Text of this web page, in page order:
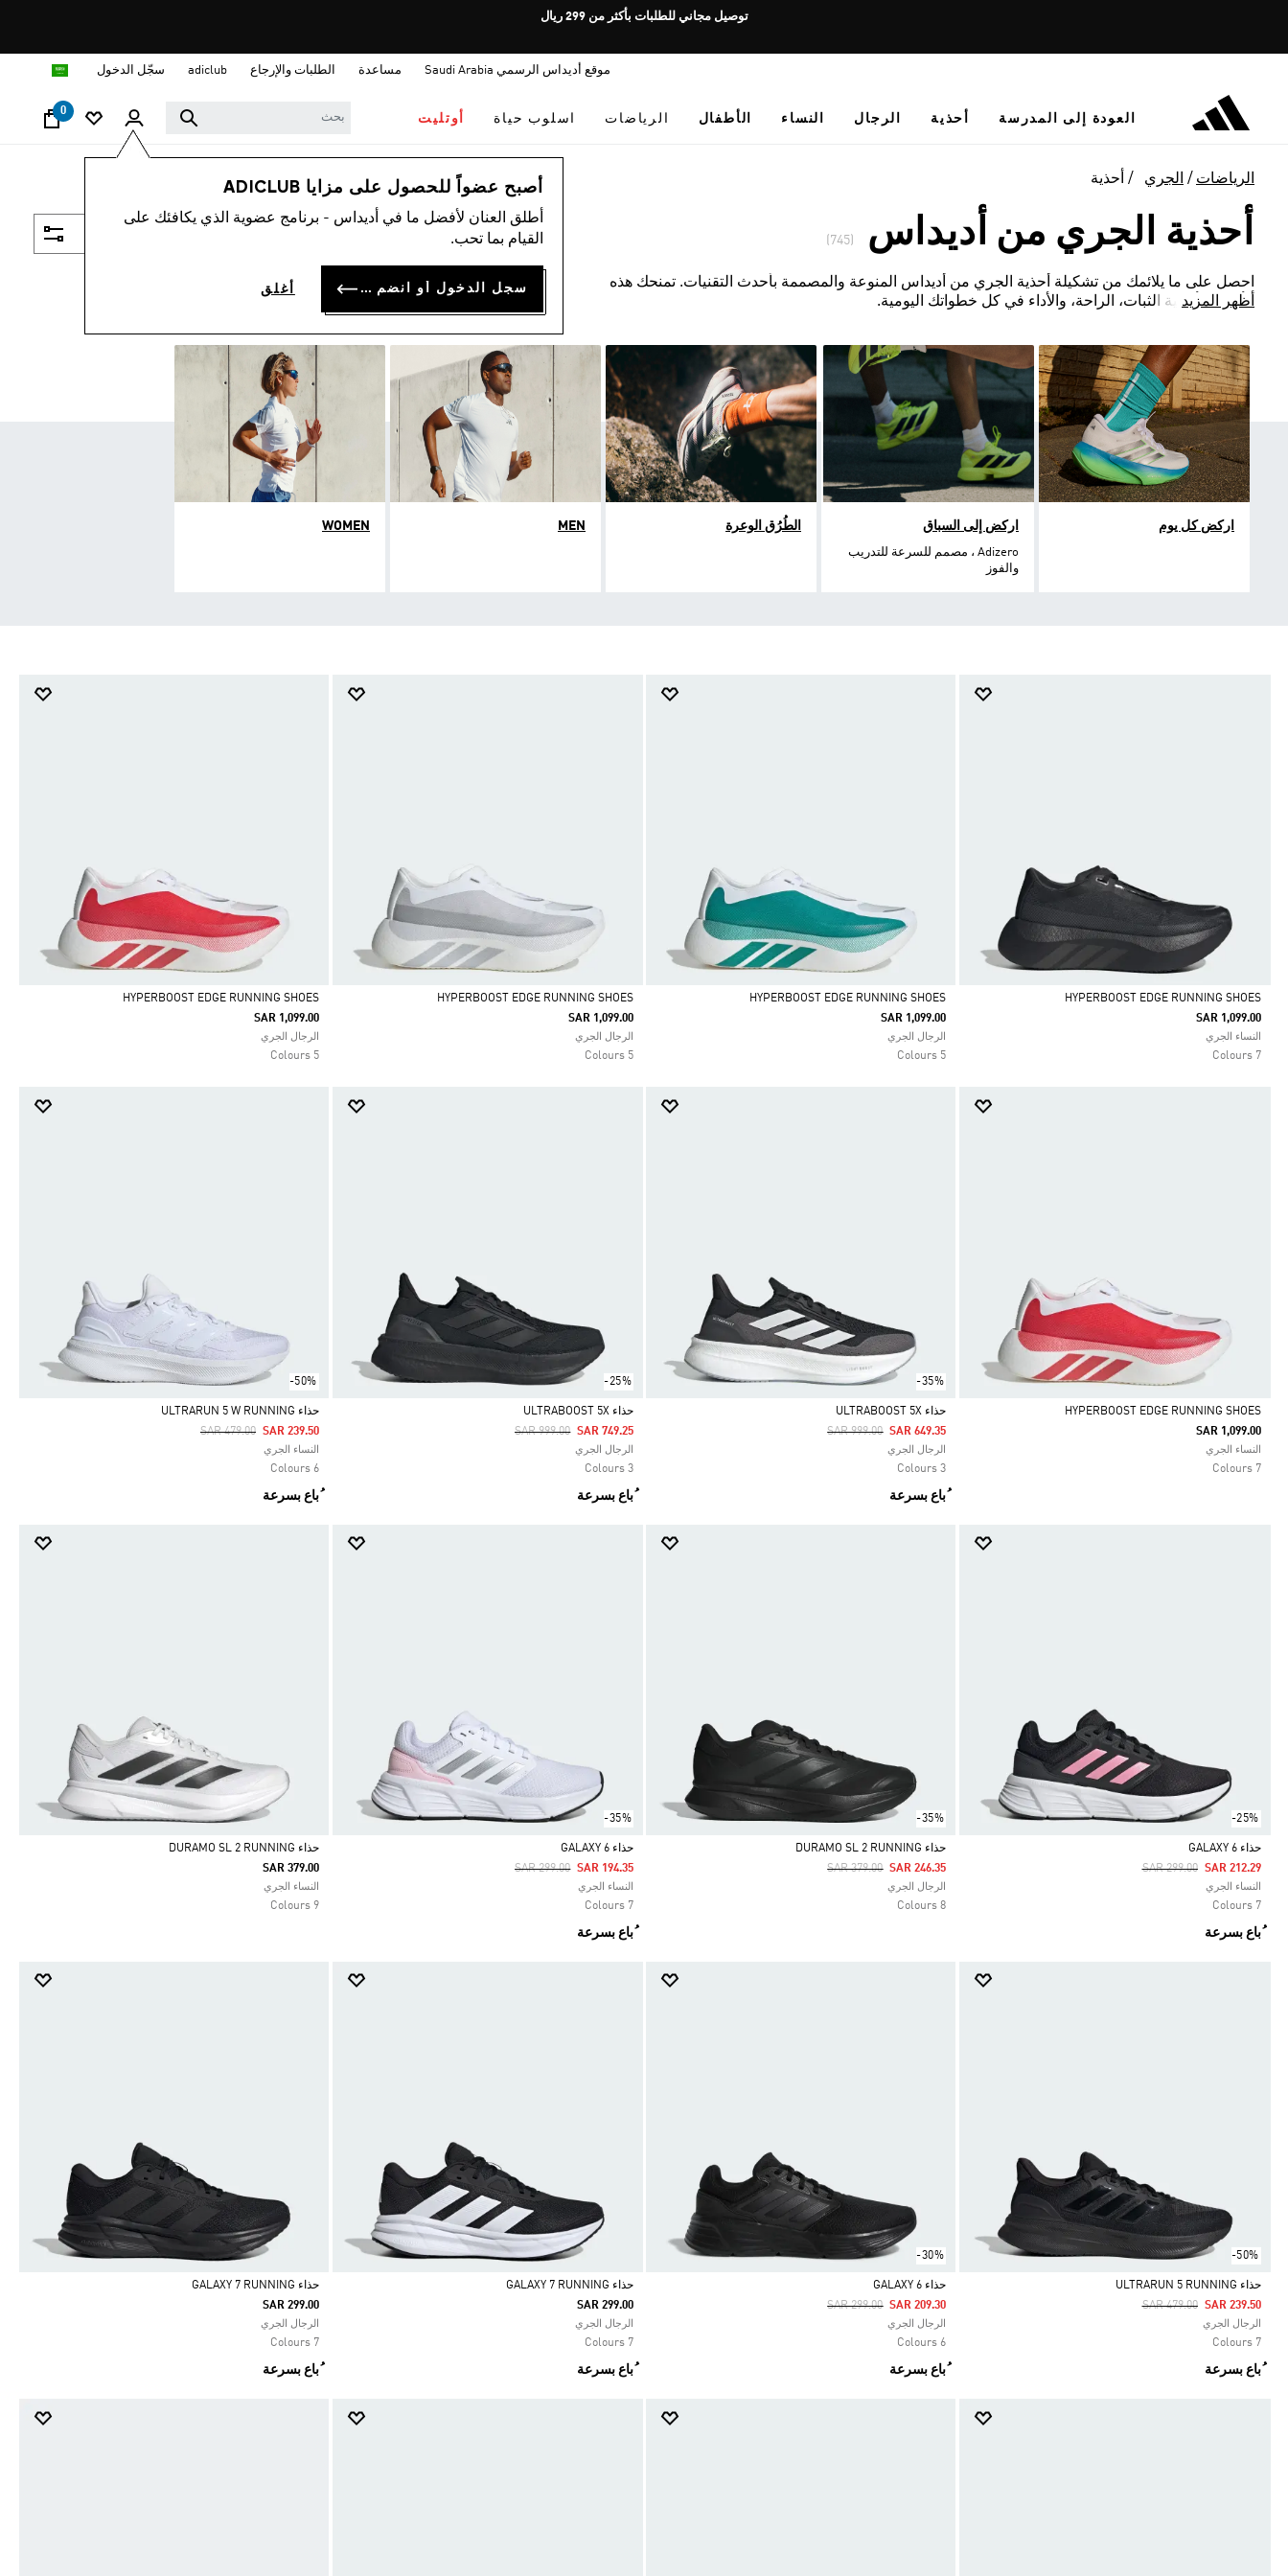
Pause
rotation
توصيل مجاني للطلبات بأكثر من 299 ريال
موقع أديداس الرسمي Saudi Arabia مساعدة الطلبات والإرجاع adiclub سجّل الدخول
العودة إلى المدرسة أحذية الرجال النساء الأطفال الرياضات اسلوب حياة أوتليت
0
أصبح عضواً للحصول على مزايا ADICLUB
أطلق العنان لأفضل ما في أديداس - برنامج عضوية الذي يكافئك على
القيام بما تحب.
سجل الدخول أو انضم الآن أغلق
الرياضات الجري أحذية
أحذية الجري من أديداس (745)
احصل على ما يلائمك من تشكيلة أحذية الجري من أديداس المنوعة والمصممة بأحدث التقنيات. تمنحك هذه
الأحذية الأصلية الثبات، الراحة، والأداء في كل خطواتك اليومية.
أظهر المزيد
اركض كل يوم اركض إلى السباق
Adizero ، مصمم للسرعة للتدريب
والفوز
الطُرُق الوعرة MEN
WOMEN
Selected
HYPERBOOST EDGE RUNNING SHOES
SAR 1,099.00
النساء الجري
7 Colours
Selected
HYPERBOOST EDGE RUNNING SHOES
SAR 1,099.00
الرجال الجري
5 Colours
Selected
HYPERBOOST EDGE RUNNING SHOES
SAR 1,099.00
الرجال الجري
5 Colours
Selected
HYPERBOOST EDGE RUNNING SHOES
SAR 1,099.00
الرجال الجري
5 Colours
Selected
HYPERBOOST EDGE RUNNING SHOES
SAR 1,099.00
النساء الجري
7 Colours
-35%
Selected
حذاء ULTRABOOST 5X
Price Reduced From
SAR 999.00ToSAR 649.35
الرجال الجري
3 Colours
ُباع بسرعة
-25%
Selected
حذاء ULTRABOOST 5X
Price Reduced From
SAR 999.00ToSAR 749.25
الرجال الجري
3 Colours
ُباع بسرعة
-50%
Selected
حذاء ULTRARUN 5 W RUNNING
Price Reduced From
SAR 479.00ToSAR 239.50
النساء الجري
6 Colours
ُباع بسرعة
-25%
Selected
حذاء GALAXY 6
Price Reduced From
SAR 299.00ToSAR 212.29
النساء الجري
7 Colours
ُباع بسرعة
-35%
Selected
حذاء DURAMO SL 2 RUNNING
Price Reduced From
SAR 379.00ToSAR 246.35
الرجال الجري
8 Colours
-35%
Selected
حذاء GALAXY 6
Price Reduced From
SAR 299.00ToSAR 194.35
النساء الجري
7 Colours
ُباع بسرعة
Selected
حذاء DURAMO SL 2 RUNNING
SAR 379.00
النساء الجري
9 Colours
-50%
Selected
حذاء ULTRARUN 5 RUNNING
Price Reduced From
SAR 479.00ToSAR 239.50
الرجال الجري
7 Colours
ُباع بسرعة
-30%
Selected
حذاء GALAXY 6
Price Reduced From
SAR 299.00ToSAR 209.30
الرجال الجري
6 Colours
ُباع بسرعة
Selected
حذاء GALAXY 7 RUNNING
SAR 299.00
الرجال الجري
7 Colours
ُباع بسرعة
Selected
حذاء GALAXY 7 RUNNING
SAR 299.00
الرجال الجري
7 Colours
ُباع بسرعة